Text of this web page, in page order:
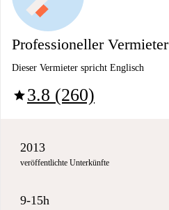
Professioneller Vermieter
Dieser Vermieter spricht Englisch
star3.8 (260)
2013
veröffentlichte Unterkünfte
9-15h